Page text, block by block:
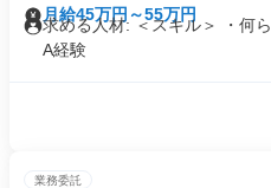
月給45万円～55万円
求める人材: ＜スキル＞ ・何
A経験
業務委託